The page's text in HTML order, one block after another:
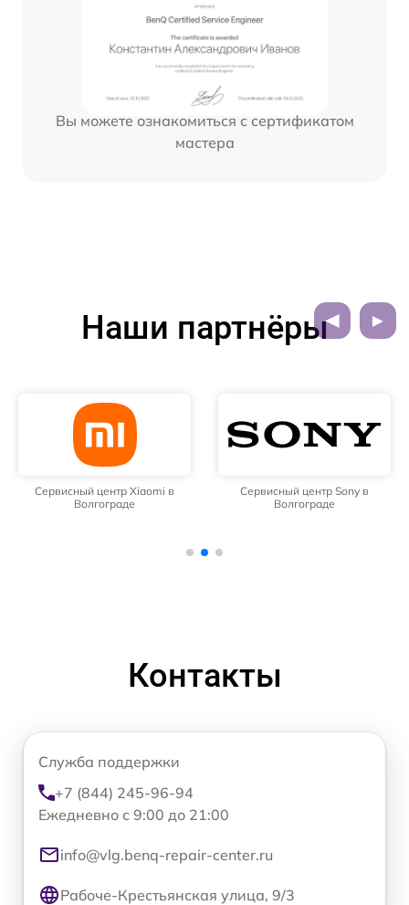
Вы можете ознакомиться с сертификатом
мастера
Наши партнёры
Сервисный центр Xiaomi в
Волгограде
Сервисный центр Sony в
Волгограде
Контакты
Служба поддержки
+7 (844) 245-96-94
Ежедневно с 9:00 до 21:00
info@vlg.benq-repair-center.ru
Рабоче-Крестьянская улица, 9/3